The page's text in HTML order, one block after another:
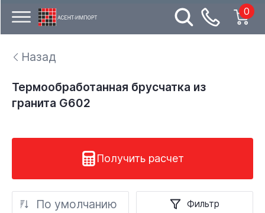
0
Назад
Термообработанная брусчатка из
гранита G602
Получить расчет
По умолчанию Фильтр